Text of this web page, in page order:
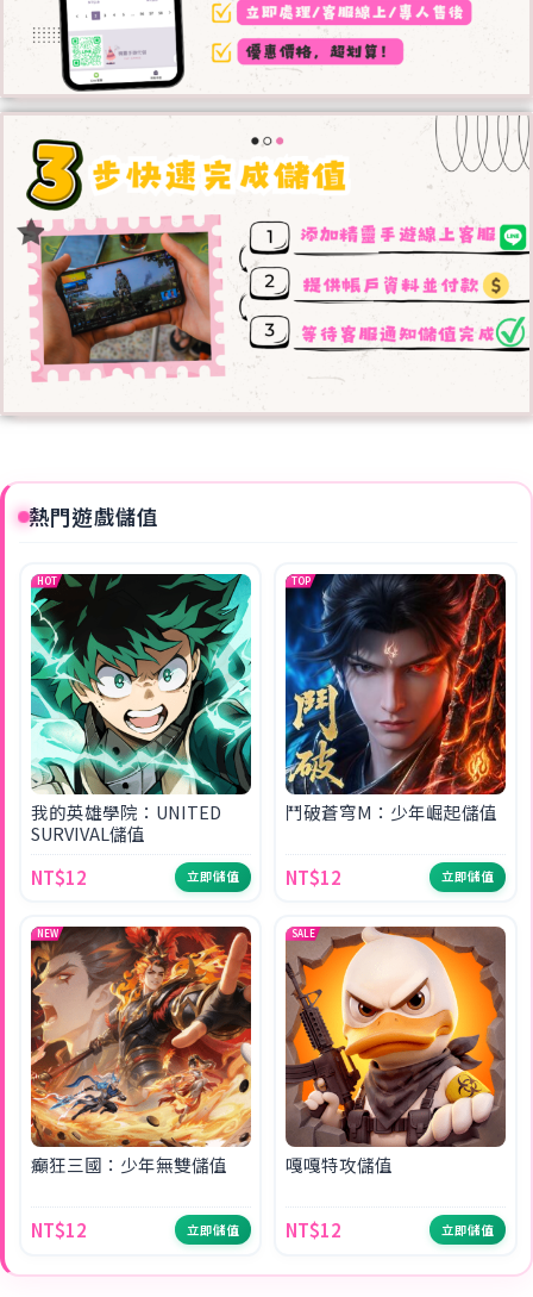
熱門遊戲儲值
HOT
我的英雄學院：UNITED
SURVIVAL儲值
NT$12
立即儲值
TOP
鬥破蒼穹M：少年崛起儲值
NT$12 立即儲值
NEW
癲狂三國：少年無雙儲值
NT$12 立即儲值
SALE
嘎嘎特攻儲值
NT$12 立即儲值